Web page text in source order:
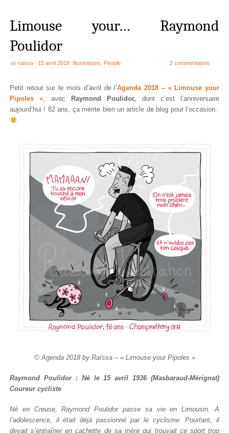
Limouse your… Raymond
Poulidor
de raissa | 15 avril 2018 |Illustrations People 2 commentaires
Petit retour sur le mois d’avril de l’Agenda 2018 – « Limouse your
Pipoles », avec Raymond Poulidor, dont c’est l’anniversaire
aujourd’hui ! 82 ans, ça mérite bien un article de blog pour l’occasion.
© Agenda 2018 by Raïssa – « Limouse your Pipoles »
Raymond Poulidor : Né le 15 avril 1936 (Masbaraud-Mérignat)
Coureur cycliste
Né en Creuse, Raymond Poulidor passe sa vie en Limousin. À
l’adolescence, il était déjà passionné par le cyclisme. Pourtant, il
devait s’entraîner en cachette de sa mère qui trouvait ce sport trop